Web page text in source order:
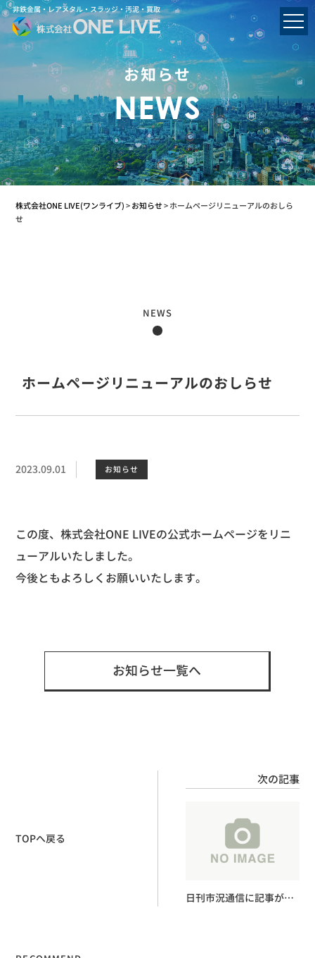
非鉄金属・レアメタル・スラッジ・汚泥・買取
お知らせ
NEWS
株式会社ONE LIVE(ワンライブ)>お知らせ>ホームページリニューアルのおしら
せ
ホームページリニューアルのおしらせ
NEWS
2023.09.01 お知らせ
この度、株式会社ONE LIVEの公式ホームページをリニ
ューアルいたしました。
今後ともよろしくお願いいたします。
お知らせ一覧へ
TOPへ戻る
次の記事
日刊市況通信に記事が掲